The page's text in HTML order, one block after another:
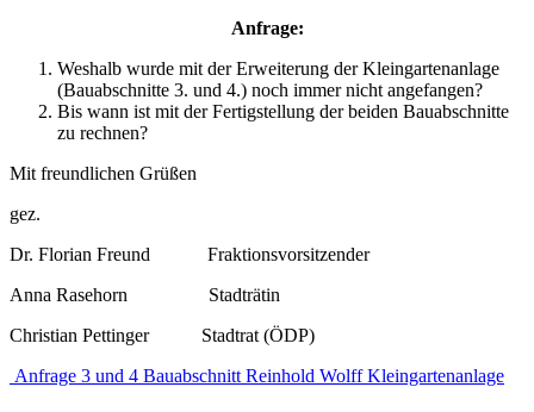
Anfrage:
Weshalb wurde mit der Erweiterung der Kleingartenanlage
(Bauabschnitte 3. und 4.) noch immer nicht angefangen?
Bis wann ist mit der Fertigstellung der beiden Bauabschnitte
zu rechnen?
Mit freundlichen Grüßen
gez.
Dr. Florian Freund Fraktionsvorsitzender
Anna Rasehorn Stadträtin
Christian Pettinger Stadtrat (ÖDP)
Anfrage 3 und 4 Bauabschnitt Reinhold Wolff Kleingartenanlage